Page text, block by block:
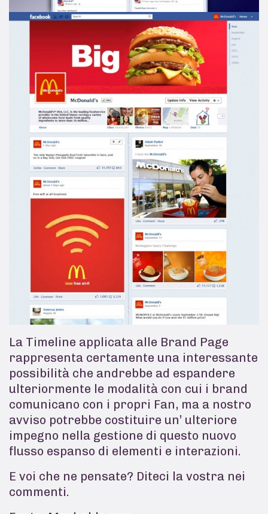
La Timeline applicata alle Brand Page
rappresenta certamente una interessante
possibilità che andrebbe ad espandere
ulteriormente le modalità con cui i brand
comunicano con i propri Fan, ma a nostro
avviso potrebbe costituire un’ ulteriore
impegno nella gestione di questo nuovo
flusso espanso di elementi e interazioni.
E voi che ne pensate? Diteci la vostra nei
commenti.